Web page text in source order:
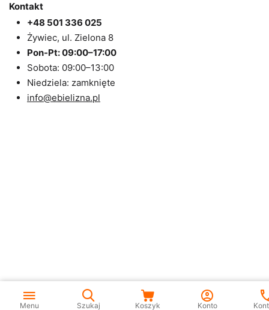
Kontakt
+48 501 336 025
Żywiec, ul. Zielona 8
Pon-Pt: 09:00–17:00
Sobota: 09:00–13:00
Niedziela: zamknięte
info@ebielizna.pl
Menu Szukaj Koszyk Konto